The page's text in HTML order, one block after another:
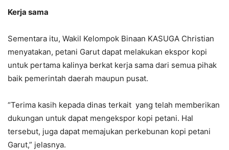
Kerja sama
Sementara itu, Wakil Kelompok Binaan KASUGA Christian
menyatakan, petani Garut dapat melakukan ekspor kopi
untuk pertama kalinya berkat kerja sama dari semua pihak
baik pemerintah daerah maupun pusat.
“Terima kasih kepada dinas terkait yang telah memberikan
dukungan untuk dapat mengekspor kopi petani. Hal
tersebut, juga dapat memajukan perkebunan kopi petani
Garut,” jelasnya.